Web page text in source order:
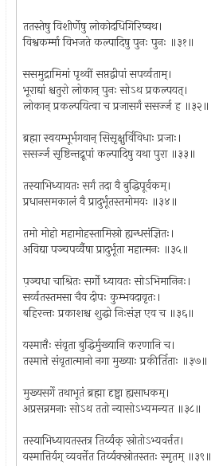
ततस्तेषु विशीर्णेषु लोकोदधिगिरिष्वथ।
विश्वकर्म्मा विभजते कल्पादिषु पुनः पुनः ॥३१॥
ससमुद्रामिमां पृथ्वीं सप्तद्वीपां सपर्व्वताम्।
भूराद्यां श्चतुरो लोकान् पुनः सोऽथ प्रकल्पयत्।
लोकान् प्रकल्पयित्वा च प्रजासर्गं ससर्ज्ज ह ॥३२॥
ब्रह्मा स्वयम्भूर्भगवान् सिसृक्षुर्विविधाः प्रजाः।
ससर्ज्ज सृष्टिन्तद्रूपां कल्पादिषु यथा पुरा ॥३३॥
तस्याभिध्यायतः सर्गं तदा वै बुद्धिपूर्वकम्।
प्रधानसमकालं वै प्रादुर्भूतस्तमोमयः ॥३४॥
तमो मोहो महामोहस्तामिस्रो ह्यन्धसंज्ञितः।
अविद्या पञ्चपर्व्वैषा प्रादुर्भूता महात्मनः ॥३५॥
प़ञ्चधा चाश्रितः सर्गो ध्यायतः सोऽभिमानिनः।
सर्व्वतस्तमसा चैव दीपः कुम्भवदावृतः।
बहिरन्तः प्रकाशश्च शुद्धो निःसंज्ञ एव च ॥३६॥
यस्मात्तैः संवृता बुद्धिर्मुख्यानि करणानि च।
तस्मात्ते संवृतात्मानो नगा मुख्याः प्रकीर्तिताः ॥३७॥
मुख्यसर्गे तथाभूतं ब्रह्मा दृष्ट्वा ह्यसाधकम्।
अप्रसन्नमनाः सोऽथ ततो न्यासोऽभ्यमन्यत ॥३८॥
तस्याभिध्यायतस्तत्र तिर्य्यक् स्रोतोऽभ्यवर्त्तत।
यस्मात्तिर्यग् व्यवर्त्तेत तिर्य्यक्स्रोतस्ततः स्मृतम् ॥३९॥